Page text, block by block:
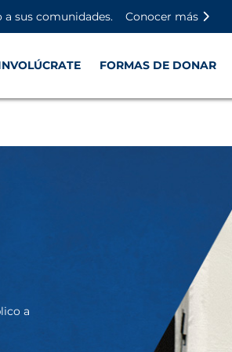
a sus comunidades.
Conocer más
FORMAS DE DONAR
a